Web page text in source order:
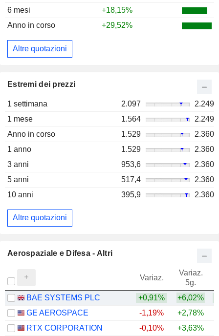
6 mesi
+18,15%
Anno in corso
+29,52%
Altre quotazioni
Estremi dei prezzi
1 settimana 2.097
2.249
1 mese
1.564
2.249
Anno in corso
1.529
2.360
1 anno
1.529
2.360
3 anni
953,6
2.360
5 anni
517,4
2.360
10 anni
395,9 2.360
Altre quotazioni
Aerospaziale e Difesa - Altri
Variaz.
Variaz.
5g.
BAE SYSTEMS PLC +0,91% +6,02%
GE AEROSPACE
-1,19% +2,78%
RTX CORPORATION
-0,10% +3,63%